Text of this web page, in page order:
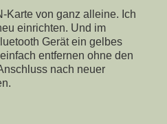
Karte von ganz alleine. Ich
einrichten. Und im
Gerät ein gelbes
entfernen ohne den
nach neuer